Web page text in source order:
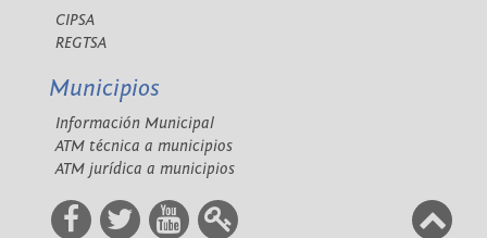
CIPSA
REGTSA
Municipios
Información Municipal
ATM técnica a municipios
ATM jurídica a municipios